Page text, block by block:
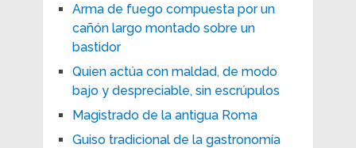
Arma de fuego compuesta por un
cañón largo montado sobre un
bastidor
Quien actúa con maldad, de modo
bajo y despreciable, sin escrúpulos
Magistrado de la antigua Roma
Guiso tradicional de la gastronomía